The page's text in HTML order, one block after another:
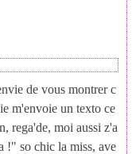
de vous montrer c
m'envoie un texto ce
rega'de, moi aussi z'a
!" so chic la miss, ave